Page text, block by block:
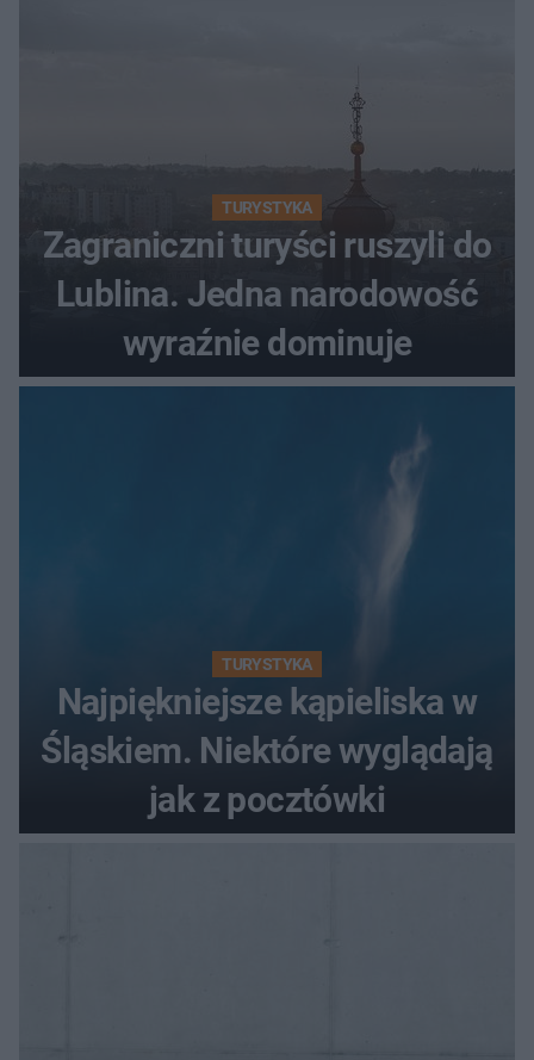
TURYSTYKA
Zagraniczni turyści ruszyli do
Lublina. Jedna narodowość
wyraźnie dominuje
TURYSTYKA
Najpiękniejsze kąpieliska w
Śląskiem. Niektóre wyglądają
jak z pocztówki